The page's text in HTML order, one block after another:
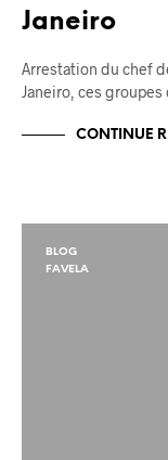
Janeiro
Arrestation du chef
Janeiro, ces groupes
CONTINUE
BLOG
FAVELA